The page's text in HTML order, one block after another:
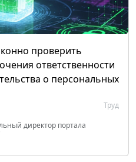
проверить
ответственности
о персональных
Труд
директор портала